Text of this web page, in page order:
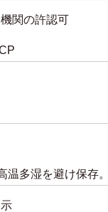
関の許認可
温多湿を避け保存。